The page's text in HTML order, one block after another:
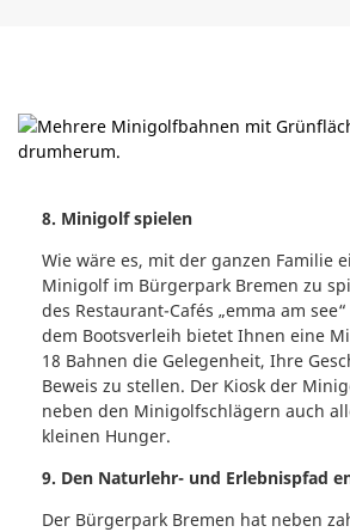
8. Minigolf spielen
Wie wäre es, mit der ganzen Familie
Minigolf im Bürgerpark Bremen zu
des Restaurant-Cafés „emma am
dem Bootsverleih bietet Ihnen eine
18 Bahnen die Gelegenheit, Ihre
Beweis zu stellen. Der Kiosk der
neben den Minigolfschlägern auch
kleinen Hunger.
9. Den Naturlehr- und Erlebnispfad
Der Bürgerpark Bremen hat neben